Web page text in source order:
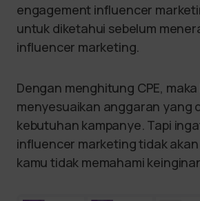
engagement influencer
untuk diketahui sebelum
influencer marketing.
Dengan menghitung CPE,
menyesuaikan anggaran yang
kebutuhan kampanye. Tapi
influencer marketing tidak
kamu tidak memahami